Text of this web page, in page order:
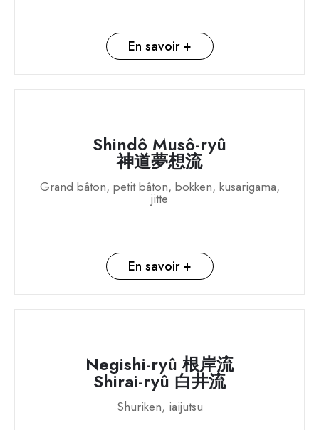
En savoir +
Shindô Musô-ryû
神道夢想流
Grand bâton, petit bâton, bokken, kusarigama,
jitte
En savoir +
Negishi-ryû 根岸流
Shirai-ryû 白井流
Shuriken, iaijutsu